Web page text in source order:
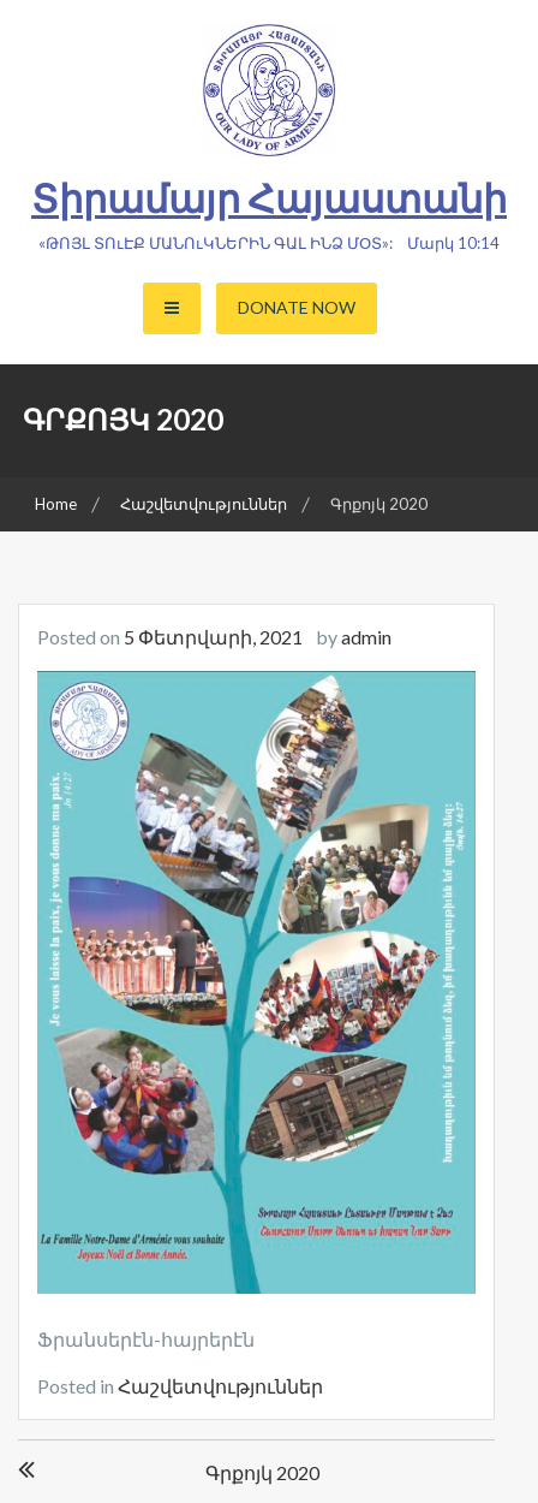
Տիրամայր Հայաստանի
«ԹՈՅԼ ՏՈւԷՔ ՄԱՆՈւԿՆԵՐԻՆ ԳԱԼ ԻՆՁ ՄՕՏ»: Մարկ 10:14
DONATE NOW
ԳՐՔՈՅԿ 2020
Home Հաշվետվություններ Գրքոյկ 2020
Posted on 5 Փետրվարի, 2021 byadmin
Ֆրանսերէն-հայրերէն
Posted in Հաշվետվություններ
նավարկումը
Գրքոյկ 2020